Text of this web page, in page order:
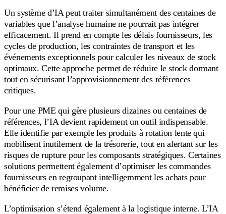
Un système d’IA peut traiter simultanément des centaines de
variables que l’analyse humaine ne pourrait pas intégrer
efficacement. Il prend en compte les délais fournisseurs, les
cycles de production, les contraintes de transport et les
événements exceptionnels pour calculer les niveaux de stock
optimaux. Cette approche permet de réduire le stock dormant
tout en sécurisant l’approvisionnement des références
critiques.
Pour une PME qui gère plusieurs dizaines ou centaines de
références, l’IA devient rapidement un outil indispensable.
Elle identifie par exemple les produits à rotation lente qui
mobilisent inutilement de la trésorerie, tout en alertant sur les
risques de rupture pour les composants stratégiques. Certaines
solutions permettent également d’optimiser les commandes
fournisseurs en regroupant intelligemment les achats pour
bénéficier de remises volume.
L’optimisation s’étend également à la logistique interne. L’IA